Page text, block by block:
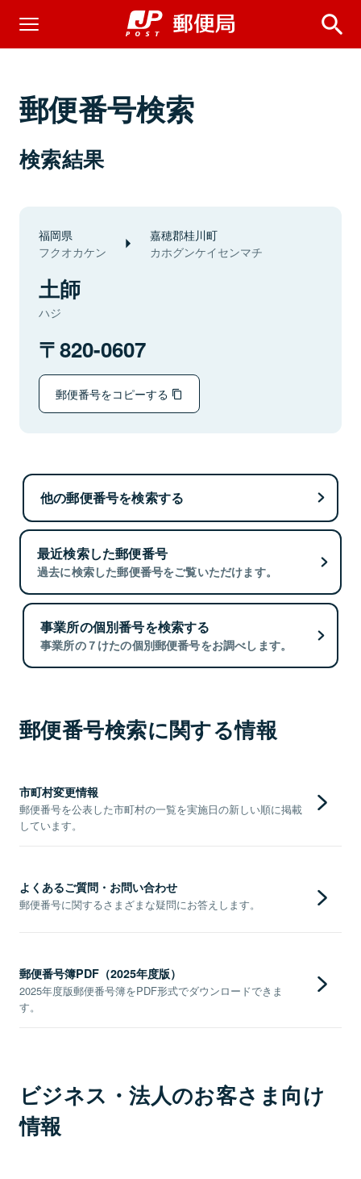
郵便番号検索
検索結果
福岡県
フクオカケン
嘉穂郡桂川町
カホグンケイセンマチ
土師
ハジ
820-0607
郵便番号をコピーする
他の郵便番号を検索する
最近検索した郵便番号
過去に検索した郵便番号をご覧いただけます。
事業所の個別番号を検索する
事業所の７けたの個別郵便番号をお調べします。
郵便番号検索に関する情報
市町村変更情報
郵便番号を公表した市町村の一覧を実施日の新しい順に掲載
しています。
よくあるご質問・お問い合わせ
郵便番号に関するさまざまな疑問にお答えします。
郵便番号簿PDF（2025年度版）
2025年度版郵便番号簿をPDF形式でダウンロードできま
す。
ビジネス・法人のお客さま向け
情報